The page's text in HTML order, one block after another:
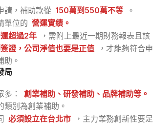
請，補助款從 150萬到550萬不等
。
單位的 營運實績。
超過2年
，需附上最近一期財務報表且該
證，公司淨值也要是正值
，才能夠符合申
助。
局
：
創業補助、研發補助、品牌補助等。
類別為創業補助。
必須設立在台北市
，主力業務創新性要足